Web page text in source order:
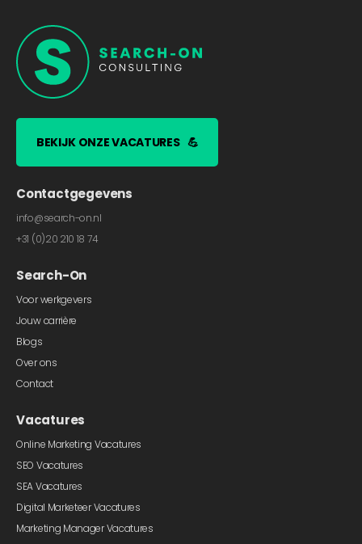
BEKIJK ONZE VACATURES 💪
Contactgegevens
info@search-on.nl
+31 (0)20 210 18 74
Search-On
Voor werkgevers
Jouw carrière
Blogs
Over ons
Contact
Vacatures
Online Marketing Vacatures
SEO Vacatures
SEA Vacatures
Digital Marketeer Vacatures
Marketing Manager Vacatures